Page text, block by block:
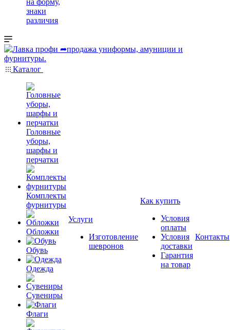
на форму,
знаки
различия
Каталог
Головные
уборы,
шарфы и
перчатки
Комплекты
фурнитуры
Обложки
Обувь
Одежда
Сувениры
Флаги
Услуги
Изготовление
шевронов
Как купить
Условия
оплаты
Условия
доставки
Гарантия
на товар
Контакты